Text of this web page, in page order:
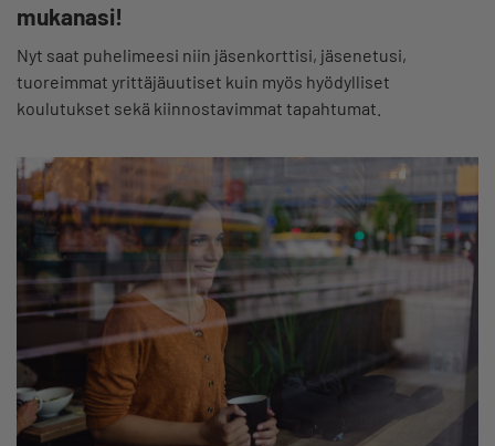
mukanasi!
Nyt saat puhelimeesi niin jäsenkorttisi, jäsenetusi,
tuoreimmat yrittäjäuutiset kuin myös hyödylliset
koulutukset sekä kiinnostavimmat tapahtumat.